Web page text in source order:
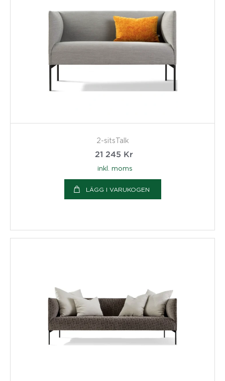
2-sitsTalk
21 245 Kr
inkl. moms
LÄGG I VARUKOGEN